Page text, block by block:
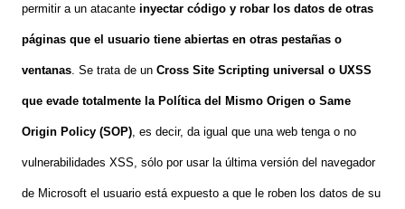
permitir a un atacante inyectar código y robar los datos de otras
páginas que el usuario tiene abiertas en otras pestañas o
ventanas . Se trata de un Cross Site Scripting universal o UXSS
que evade totalmente la Política del Mismo Origen o Same
Origin Policy (SOP) , es decir, da igual que una web tenga o no
vulnerabilidades XSS, sólo por usar la última versión del navegador
de Microsoft el usuario está expuesto a que le roben los datos de su